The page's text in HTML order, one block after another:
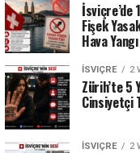
İsviçre’de
Fişek
Hava
İSVIÇRE 2
Zürih’te 5
Cinsiyetçi
İSVIÇRE 2